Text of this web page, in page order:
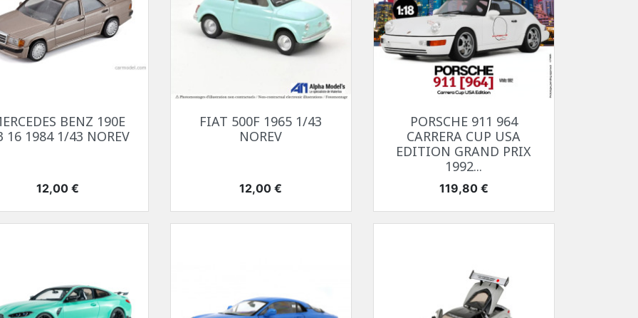
Aperçu rapideBENZ 190E
16 1984 1/43 NOREV
Prix
12,00 €
Aperçu rapide
FIAT 500F 1965 1/43
NOREV
Prix
12,00 €
Aperçu rapide
PORSCHE 911 964
CARRERA CUP USA
EDITION GRAND PRIX
1992...
Prix
119,80 €